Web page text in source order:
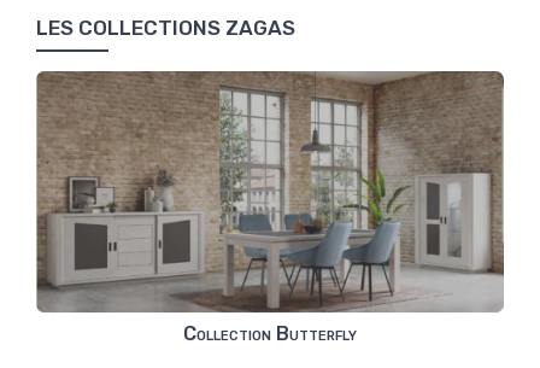
LES COLLECTIONS ZAGAS
Collection Butterfly